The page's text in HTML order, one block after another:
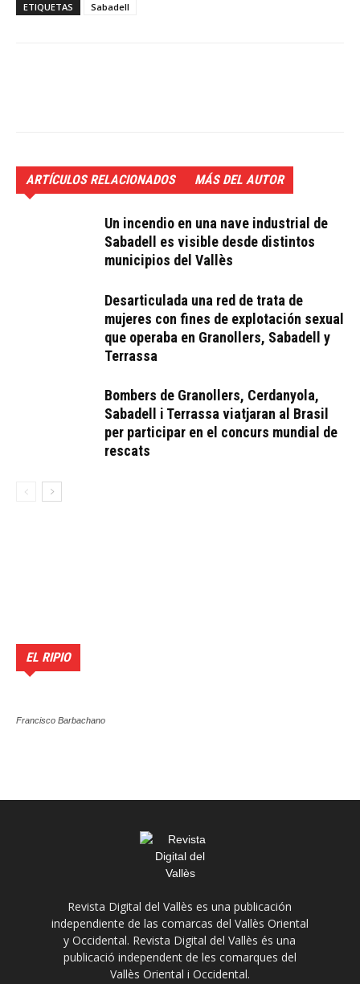
ETIQUETAS Sabadell
ARTÍCULOS RELACIONADOS MÁS DEL AUTOR
Un incendio en una nave industrial de
Sabadell es visible desde distintos
municipios del Vallès
Desarticulada una red de trata de
mujeres con fines de explotación sexual
que operaba en Granollers, Sabadell y
Terrassa
Bombers de Granollers, Cerdanyola,
Sabadell i Terrassa viatjaran al Brasil
per participar en el concurs mundial de
rescats
EL RIPIO
Francisco Barbachano
Revista Digital del Vallès es una publicación
independiente de las comarcas del Vallès Oriental
y Occidental. Revista Digital del Vallès és una
publicació independent de les comarques del
Vallès Oriental i Occidental.